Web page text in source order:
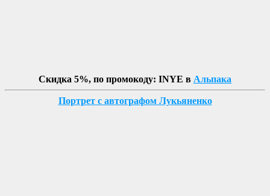
Скидка 5%, по промокоду: INYE в Альпака
Портрет с автографом Лукьяненко